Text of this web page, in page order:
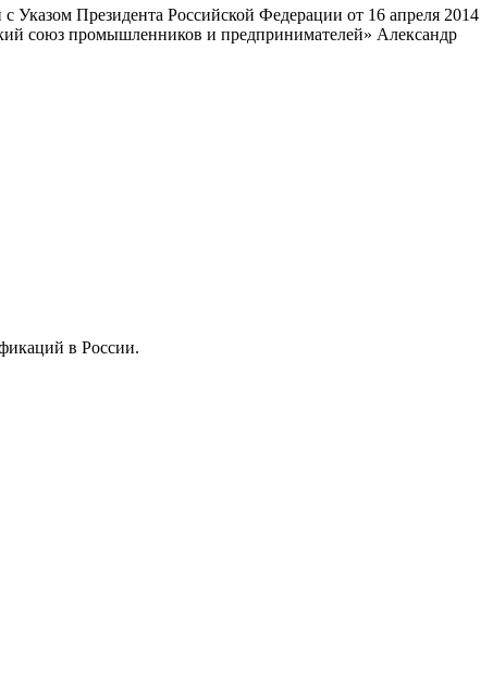
Президента Российской Федерации от 16 апреля 2014
союз промышленников и предпринимателей» Александр
в России.